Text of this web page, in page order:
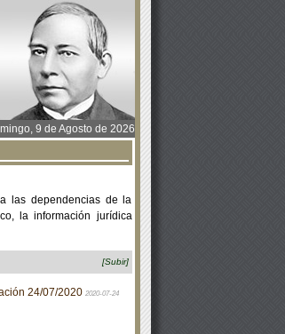
9 de Agosto de 2026
las dependencias de la
la información jurídica
[Subir]
24/07/2020 2020-07-24